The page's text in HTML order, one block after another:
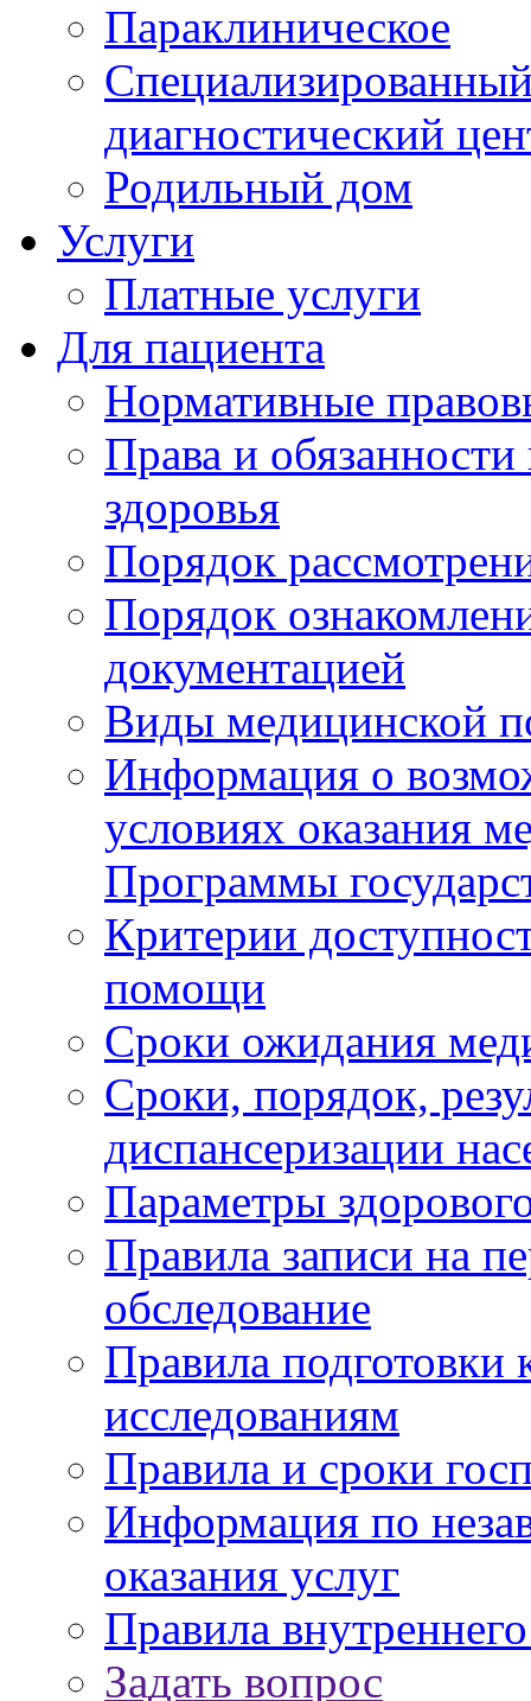
Параклиническое
диагностический
Родильный дом
Услуги
Платные услуги
Для пациента
Нормативные
Права и
здоровья
Порядок
Порядок
документацией
Виды медицинской
Информация о
условиях оказания
Программы
Критерии
помощи
Сроки ожидания
Сроки, порядок,
диспансеризации
Параметры
Правила записи на
обследование
Правила подготовки
исследованиям
Правила и сроки
Информация по
оказания услуг
Правила
Задать вопрос